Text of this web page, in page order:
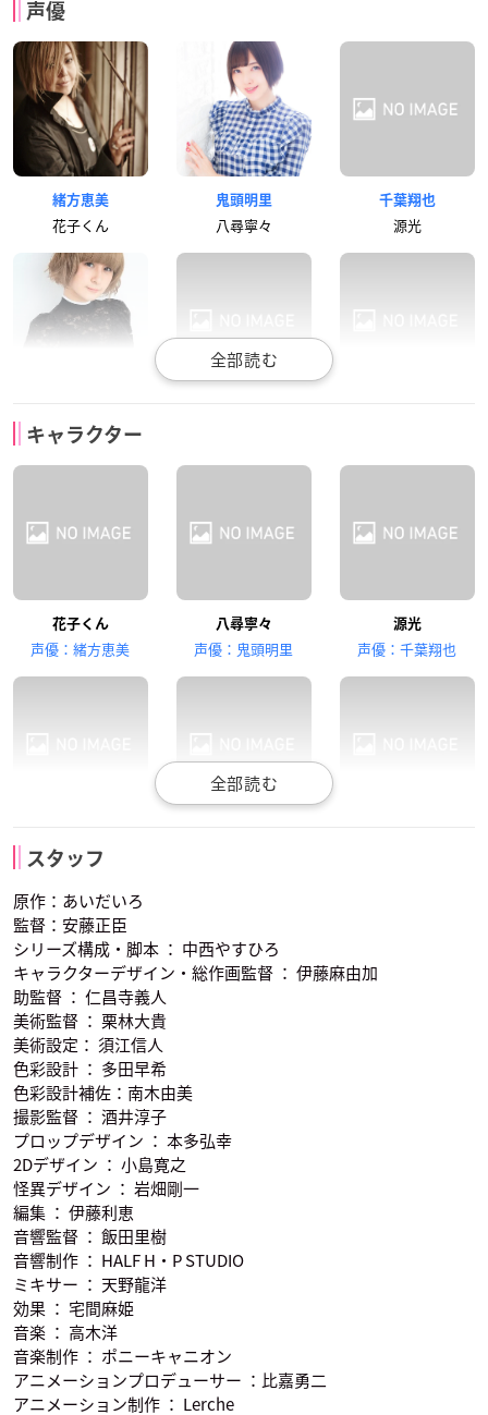
声優
緒方恵美
花子くん
鬼頭明里
八尋寧々
千葉翔也
源光
もっけ
内田雄馬
源輝
佐藤未奈子
赤根葵
安済知佳
七峰桜
日向夏彦
小林大紀
ミツバ
キャラクター
花子くん
声優：緒方恵美
八尋寧々
声優：鬼頭明里
源光
声優：千葉翔也
声優：吉田有里
源輝
声優：内田雄馬
日向夏彦
声優：水島大宙
ヤコ
スタッフ
原作：あいだいろ
監督：安藤正臣
シリーズ構成・脚本 ： 中西やすひろ
キャラクターデザイン・総作画監督 ： 伊藤麻由加
助監督 ： 仁昌寺義人
美術監督 ： 栗林大貴
美術設定： 須江信人
色彩設計 ： 多田早希
色彩設計補佐：南木由美
撮影監督 ： 酒井淳子
プロップデザイン ： 本多弘幸
2Dデザイン ： 小島寛之
怪異デザイン ： 岩畑剛一
編集 ： 伊藤利恵
音響監督 ： 飯田里樹
音響制作 ： HALF H・P STUDIO
ミキサー ： 天野龍洋
効果 ： 宅間麻姫
音楽 ： 高木洋
音楽制作 ： ポニーキャニオン
アニメーションプロデューサー ：比嘉勇二
アニメーション制作 ： Lerche